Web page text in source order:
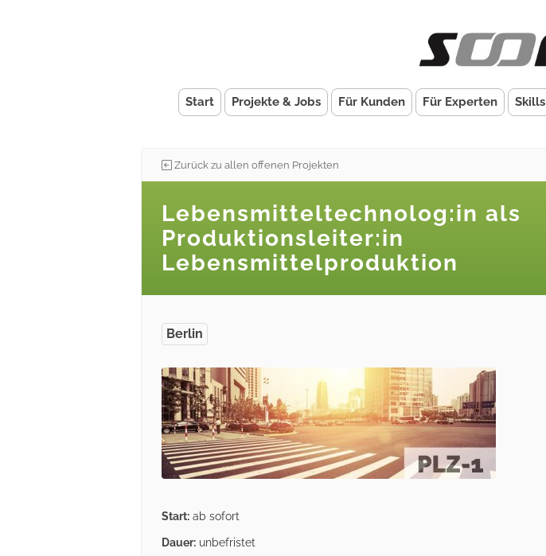
Start Projekte & Jobs Für Kunden Für Experten Skills
Zurück zu allen offenen Projekten
Lebensmitteltechnolog:in als
Produktionsleiter:in
Lebensmittelproduktion
Berlin
Start:ab sofort
Dauer:unbefristet